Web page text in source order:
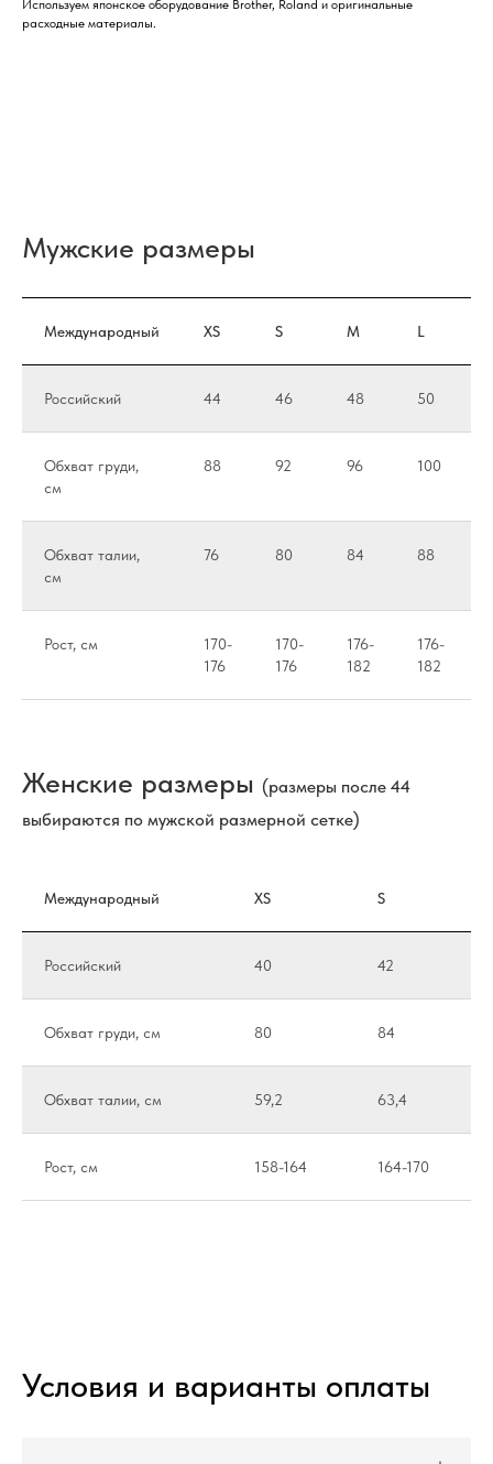
Используем японское оборудование Brother, Roland и оригинальные
расходные материалы.
Мужские размеры
Международный XS S M L
Российский 44 46 48 50
Обхват груди,
см
88 92 96 100
Обхват талии,
см
76 80 84 88
Рост, см
170-
176
170-
176
176-
182
176-
182
Женские размеры (размеры после 44
выбираются по мужской размерной сетке)
Международный XS S
Российский 40 42
Обхват груди, см 80 84
Обхват талии, см 59,2 63,4
Рост, см 158-164 164-170
Условия и варианты оплаты